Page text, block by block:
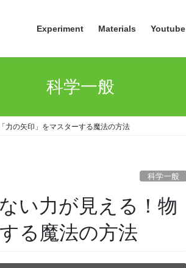
Experiment Materials Youtube
科学一般
力の矢印」をマスターする魔法の方法
科学一般
い力が見える！物
る魔法の方法